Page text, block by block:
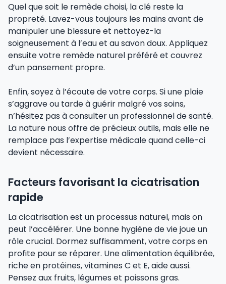
Quel que soit le remède choisi, la clé reste la
propreté. Lavez-vous toujours les mains avant de
manipuler une blessure et nettoyez-la
soigneusement à l’eau et au savon doux. Appliquez
ensuite votre remède naturel préféré et couvrez
d’un pansement propre.
Enfin, soyez à l’écoute de votre corps. Si une plaie
s’aggrave ou tarde à guérir malgré vos soins,
n’hésitez pas à consulter un professionnel de santé.
La nature nous offre de précieux outils, mais elle ne
remplace pas l’expertise médicale quand celle-ci
devient nécessaire.
Facteurs favorisant la cicatrisation
rapide
La cicatrisation est un processus naturel, mais on
peut l’accélérer. Une bonne hygiène de vie joue un
rôle crucial. Dormez suffisamment, votre corps en
profite pour se réparer. Une alimentation équilibrée,
riche en protéines, vitamines C et E, aide aussi.
Pensez aux fruits, légumes et poissons gras.